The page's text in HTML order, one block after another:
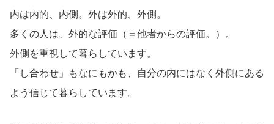
内は内的、内側。外は外的、外側。
多くの人は、外的な評価（＝他者からの評価。）。
外側を重視して暮らしています。
「し合わせ」もなにもかも、自分の内にはなく外側にある
よう信じて暮らしています。